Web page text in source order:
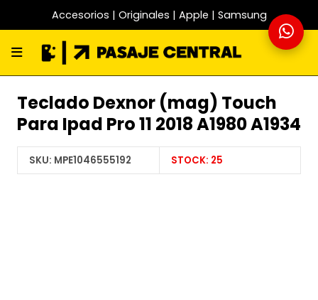
Accesorios | Originales | Apple | Samsung
Teclado Dexnor (mag) Touch
Para Ipad Pro 11 2018 A1980 A1934
SKU: MPE1046555192 STOCK: 25